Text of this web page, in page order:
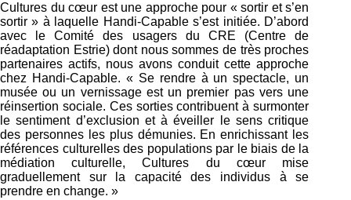
Cultures du cœur est une approche pour « sortir et s’en
sortir » à laquelle Handi-Capable s’est initiée. D’abord
avec le Comité des usagers du CRE (Centre de
réadaptation Estrie) dont nous sommes de très proches
partenaires actifs, nous avons conduit cette approche
chez Handi-Capable. « Se rendre à un spectacle, un
musée ou un vernissage est un premier pas vers une
réinsertion sociale. Ces sorties contribuent à surmonter
le sentiment d’exclusion et à éveiller le sens critique
des personnes les plus démunies. En enrichissant les
références culturelles des populations par le biais de la
médiation culturelle, Cultures du cœur mise
graduellement sur la capacité des individus à se
prendre en change. »